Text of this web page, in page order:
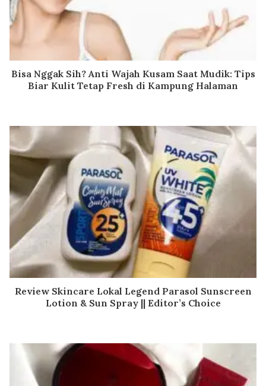
Bisa Nggak Sih? Anti Wajah Kusam Saat Mudik: Tips
Biar Kulit Tetap Fresh di Kampung Halaman
Review Skincare Lokal Legend Parasol Sunscreen
Lotion & Sun Spray || Editor’s Choice